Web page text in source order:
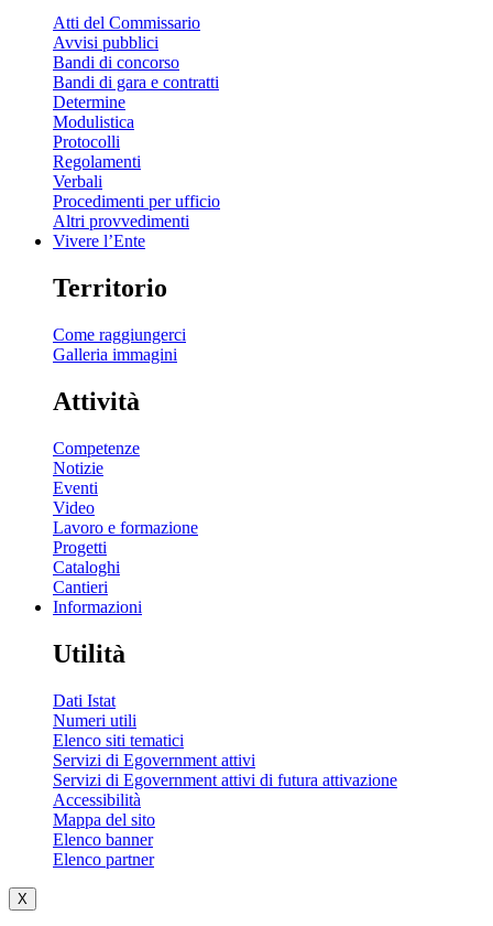
Atti del Commissario
Avvisi pubblici
Bandi di concorso
Bandi di gara e contratti
Determine
Modulistica
Protocolli
Regolamenti
Verbali
Procedimenti per ufficio
Altri provvedimenti
Vivere l’Ente
Territorio
Come raggiungerci
Galleria immagini
Attività
Competenze
Notizie
Eventi
Video
Lavoro e formazione
Progetti
Cataloghi
Cantieri
Informazioni
Utilità
Dati Istat
Numeri utili
Elenco siti tematici
Servizi di Egovernment attivi
Servizi di Egovernment attivi di futura attivazione
Accessibilità
Mappa del sito
Elenco banner
Elenco partner
X